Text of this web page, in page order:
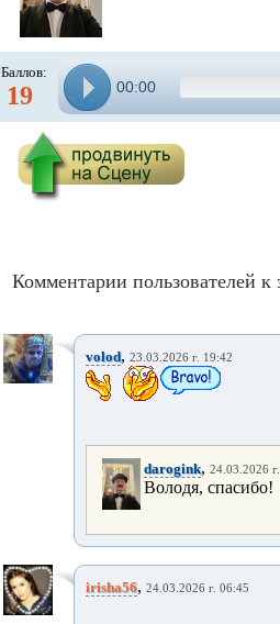
Баллов:
19 00:00
Комментарии пользователей к
volod, 23.03.2026 г. 19:42
darogink, 24.03.2026
Володя, спасибо!
irisha56, 24.03.2026 г. 06:45